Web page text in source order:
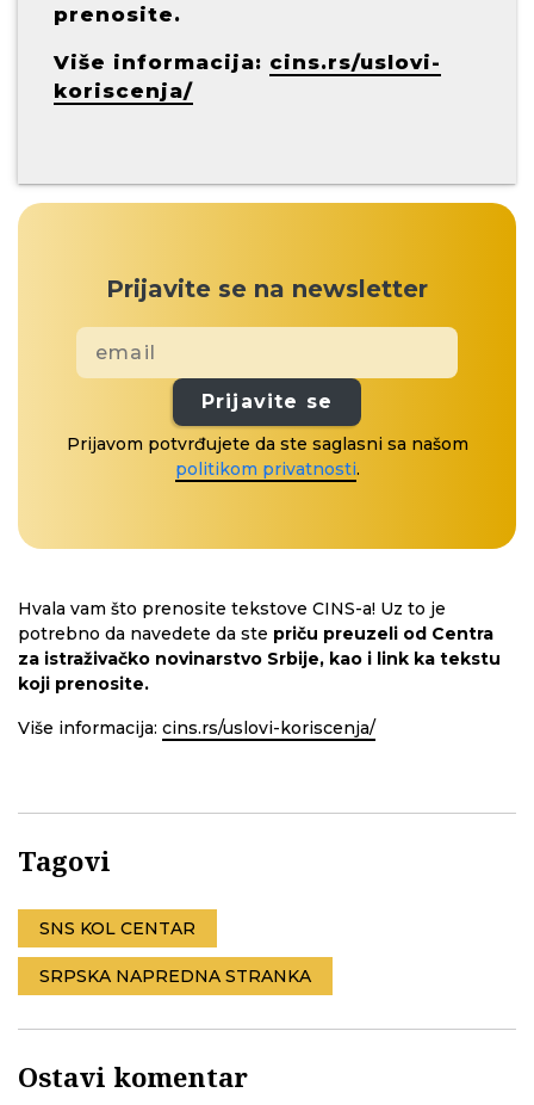
prenosite.
Više informacija: cins.rs/uslovi-
koriscenja/
Prijavite se na newsletter
Prijavite se
Prijavom potvrđujete da ste saglasni sa našom
politikom privatnosti.
Hvala vam što prenosite tekstove CINS-a! Uz to je
potrebno da navedete da ste priču preuzeli od Centra
za istraživačko novinarstvo Srbije, kao i link ka tekstu
koji prenosite.
Više informacija: cins.rs/uslovi-koriscenja/
Tagovi
SNS KOL CENTAR
SRPSKA NAPREDNA STRANKA
Ostavi komentar